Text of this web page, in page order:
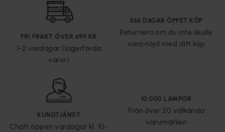
FRI FRAKT ÖVER 699 KR
1-2 vardagar (lagerförda
varor)
365 DAGAR ÖPPET KÖP
Returnera om du inte skulle
vara nöjd med ditt köp
KUNDTJÄNST
Chatt öppen vardagar kl. 10-
10 000 LAMPOR
Från över 20 välkända
varumärken